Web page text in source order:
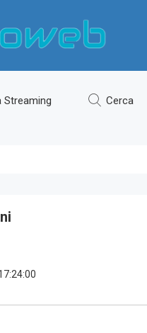
Streaming Cerca